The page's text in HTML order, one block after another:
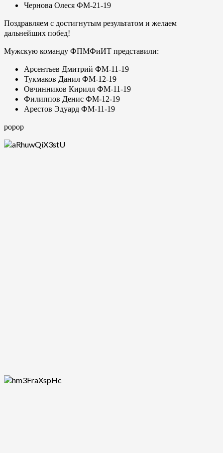
Чернова Олеся ФМ-21-19
Поздравляем с достигнутым результатом и желаем
дальнейших побед!
Мужскую команду ФПМФиИТ представили:
Арсентьев Дмитрий ФМ-11-19
Тукмаков Данил ФМ-12-19
Овчинников Кирилл ФМ-11-19
Филиппов Денис ФМ-12-19
Арестов Эдуард ФМ-11-19
ророр